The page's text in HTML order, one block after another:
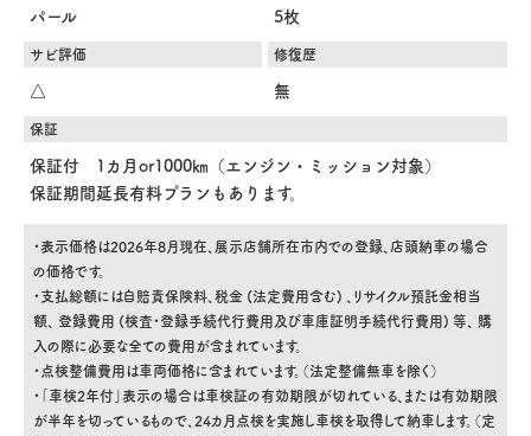
パール 5枚
サビ評価
△
修復歴
無
保証
保証付 1カ月or1000㎞（エンジン・ミッション対象）
保証期間延長有料プランもあります。
・表示価格は2026年8月現在、展示店舗所在市内での登録、店頭納車の場合
の価格です。
・支払総額には自賠責保険料、税金 (法定費用含む) 、リサイクル預託金相当
額、 登録費用 (検査・登録手続代行費用及び車庫証明手続代行費用) 等、 購
入の際に必要な全ての費用が含まれています。
・点検整備費用は車両価格に含まれています。（法定整備無車を除く）
・「車検2年付」表示の場合は車検証の有効期限が切れている、または有効期限
が半年を切っているもので、24カ月点検を実施し車検を取得して納車します。（定